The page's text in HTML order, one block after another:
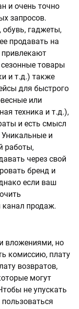
и очень точно
запросов.
гаджеты,
продавать на
товары
и т.д.) также
для быстрого
или
техника и т.д.),
и есть смысл
и
работы,
через свой
бренд и
если ваш
канал продаж.
вложениями, но
комиссию, плату
возвратов,
могут
не упускать